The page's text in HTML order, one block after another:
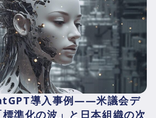
導入事例——米議会デ
準化の波」と日本組織の次